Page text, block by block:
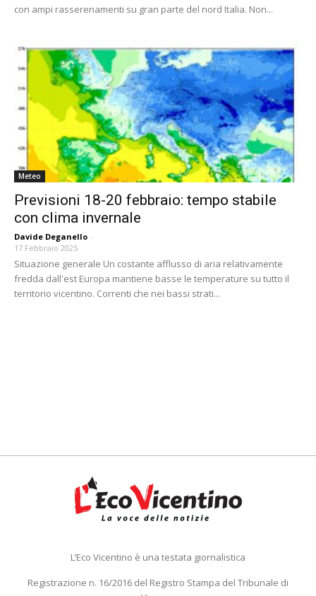
con ampi rasserenamenti su gran parte del nord Italia. Non...
Meteo
Previsioni 18-20 febbraio: tempo stabile
con clima invernale
Davide Deganello -
17 Febbraio 2025
Situazione generale Un costante afflusso di aria relativamente
fredda dall'est Europa mantiene basse le temperature su tutto il
territorio vicentino. Correnti che nei bassi strati...
L’Eco Vicentino è una testata giornalistica
Registrazione n. 16/2016 del Registro Stampa del Tribunale di